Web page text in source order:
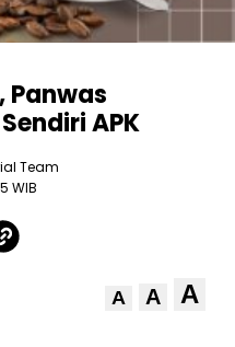
Panwas
APK
Team
WIB
A A A